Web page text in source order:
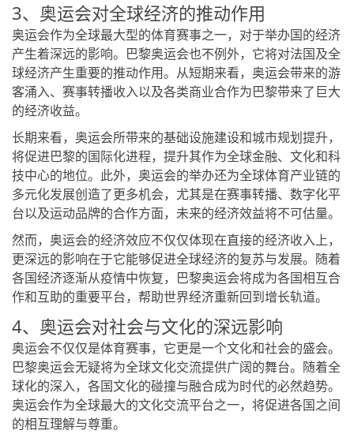
3、奥运会对全球经济的推动作用
奥运会作为全球最大型的体育赛事之一，对于举办国的经济
产生着深远的影响。巴黎奥运会也不例外，它将对法国及全
球经济产生重要的推动作用。从短期来看，奥运会带来的游
客涌入、赛事转播收入以及各类商业合作为巴黎带来了巨大
的经济收益。
长期来看，奥运会所带来的基础设施建设和城市规划提升，
将促进巴黎的国际化进程，提升其作为全球金融、文化和科
技中心的地位。此外，奥运会的举办还为全球体育产业链的
多元化发展创造了更多机会，尤其是在赛事转播、数字化平
台以及运动品牌的合作方面，未来的经济效益将不可估量。
然而，奥运会的经济效应不仅仅体现在直接的经济收入上，
更深远的影响在于它能够促进全球经济的复苏与发展。随着
各国经济逐渐从疫情中恢复，巴黎奥运会将成为各国相互合
作和互助的重要平台，帮助世界经济重新回到增长轨道。
4、奥运会对社会与文化的深远影响
奥运会不仅仅是体育赛事，它更是一个文化和社会的盛会。
巴黎奥运会无疑将为全球文化交流提供广阔的舞台。随着全
球化的深入，各国文化的碰撞与融合成为时代的必然趋势。
奥运会作为全球最大的文化交流平台之一，将促进各国之间
的相互理解与尊重。